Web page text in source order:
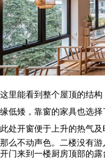
这里能看到整个屋顶的结
缘低矮，靠窗的家具也选择
此处开窗便于上升的热气及
那么不动声色。二楼没有
开门来到一楼厨房顶部的露